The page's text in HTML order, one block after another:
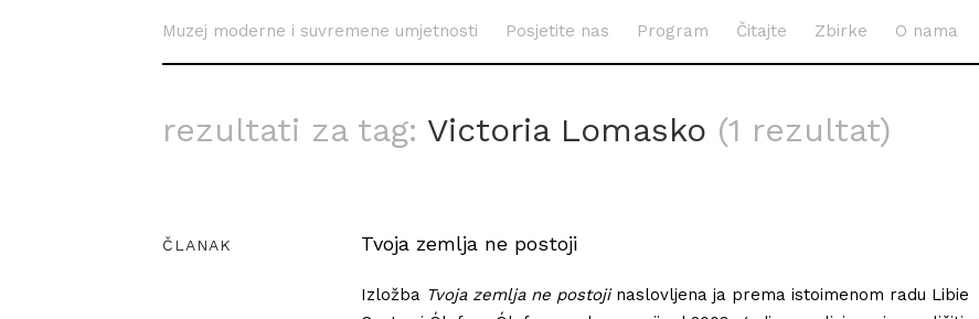
Muzej moderne i suvremene umjetnosti Posjetite nas Program Čitajte Zbirke O nama
rezultati za tag: Victoria Lomasko (1 rezultat)
ČLANAK Tvoja zemlja ne postoji
Izložba Tvoja zemlja ne postojinaslovljena ja prema istoimenom radu Libie